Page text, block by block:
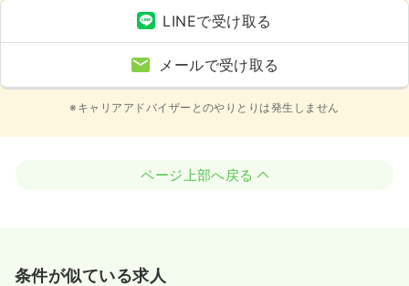
LINEで受け取る
メールで受け取る
※キャリアアドバイザーとのやりとりは発生しません
ページ上部へ戻る
条件が似ている求人